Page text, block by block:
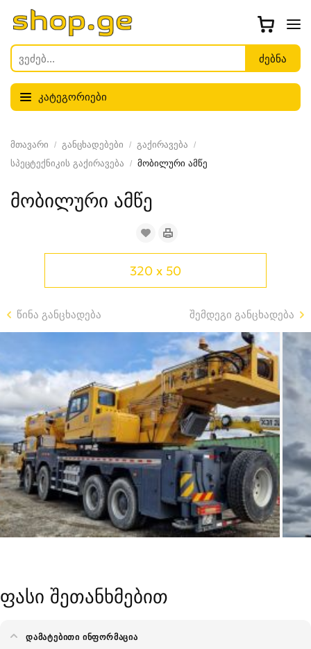
კატეგორიები
მთავარი განცხადებები
გაქირავება
სპეცტექნიკის გაქირავება
მობილური ამწე
მობილური ამწე
320 x 50
წინა განცხადება შემდეგი განცხადება
ფასი შეთანხმებით
ᲓᲐᲛᲐᲢᲔᲑᲘᲗᲘ ᲘᲜᲤᲝᲠᲛᲐᲪᲘᲐ